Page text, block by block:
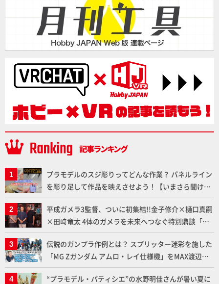
プラモデルのスジ彫りってどんな作業？ パネルライン
を彫り足して作品を映えさせよう！【いまさら聞けな
いプラモデルの基礎：スジ彫りとパネルライン】
平成ガメラ3監督、ついに初集結!!金子修介×樋口真嗣
×田﨑竜太 4体のガメラを未来へつなぐ特別鼎談「ガ
メラ永久保存化プロジェクト FINAL」
伝説のガンプラ作例とは？ スプリッター迷彩を施した
「MG Zガンダム アムロ・レイ仕様機」をMAX渡辺が
ふたたび塗る!!【試し読み】
“プラモデル・パティシエ”の水野明佳さんが暑い夏に